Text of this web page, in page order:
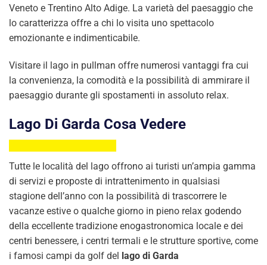
Veneto e Trentino Alto Adige. La varietà del paesaggio che
lo caratterizza offre a chi lo visita uno spettacolo
emozionante e indimenticabile.
Visitare il lago in pullman offre numerosi vantaggi fra cui
la convenienza, la comodità e la possibilità di ammirare il
paesaggio durante gli spostamenti in assoluto relax.
Lago Di Garda Cosa Vedere
Tutte le località del lago offrono ai turisti un’ampia gamma
di servizi e proposte di intrattenimento in qualsiasi
stagione dell’anno con la possibilità di trascorrere le
vacanze estive o qualche giorno in pieno relax godendo
della eccellente tradizione enogastronomica locale e dei
centri benessere, i centri termali e le strutture sportive, come
i famosi campi da golf del lago di Garda